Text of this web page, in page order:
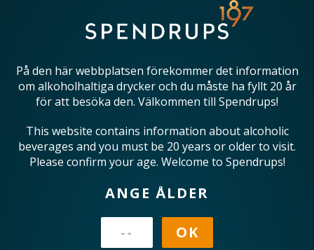
På den här webbplatsen förekommer det information
om alkoholhaltiga drycker och du måste ha fyllt 20 år
för att besöka den. Välkommen till Spendrups!
This website contains information about alcoholic
beverages and you must be 20 years or older to visit.
Please confirm your age. Welcome to Spendrups!
ANGE ÅLDER